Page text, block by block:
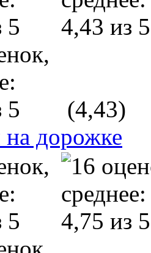
(4,43)
дорожке